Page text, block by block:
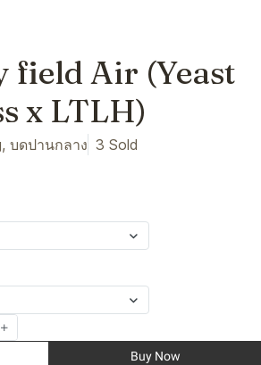
field Air (Yeast
x LTLH)
บดปานกลาง 3 Sold
Buy Now